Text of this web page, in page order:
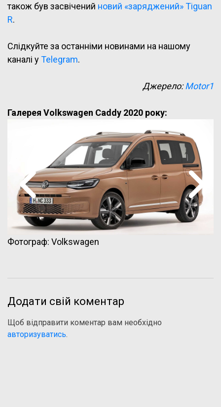
також був засвічений новий «заряджений» Tiguan
R.
Слідкуйте за останніми новинами на нашому
каналі уTelegram.
Джерело:Motor1
Галерея Volkswagen Caddy 2020 року:
Фотограф: Volkswagen
Додати свій коментар
Щоб відправити коментар вам необхідно
авторизуватись.